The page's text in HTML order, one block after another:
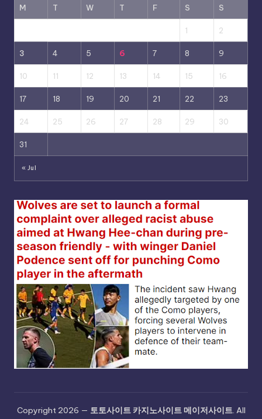
M T W T F S S
1 2
3 4 5 6 7 8 9
10 11 12 13 14 15 16
17 18 19 20 21 22 23
24 25 26 27 28 29 30
31
« Jul
Copyright 2026 — 토토사이트 카지노사이트 메이저사이트. All